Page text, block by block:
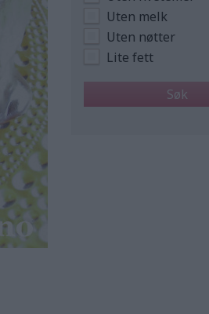
Uten melk
Uten nøtter
Lite fett